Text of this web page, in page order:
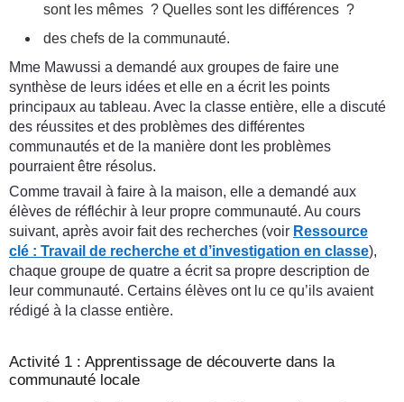
sont les mêmes ? Quelles sont les différences ?
des chefs de la communauté.
Mme Mawussi a demandé aux groupes de faire une
synthèse de leurs idées et elle en a écrit les points
principaux au tableau. Avec la classe entière, elle a discuté
des réussites et des problèmes des différentes
communautés et de la manière dont les problèmes
pourraient être résolus.
Comme travail à faire à la maison, elle a demandé aux
élèves de réfléchir à leur propre communauté. Au cours
suivant, après avoir fait des recherches (voir Ressource
clé : Travail de recherche et d’investigation en classe),
chaque groupe de quatre a écrit sa propre description de
leur communauté. Certains élèves ont lu ce qu’ils avaient
rédigé à la classe entière.
Activité 1 : Apprentissage de découverte dans la
communauté locale